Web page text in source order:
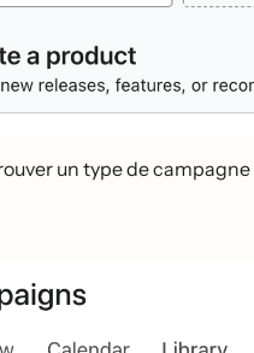
un type de